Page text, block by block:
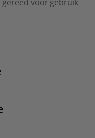
gereed voor gebruik